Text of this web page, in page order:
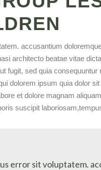
accusantium
architecto beatae vitae
fugit, sed quia
dolorem ipsum quia dolor
et dolore magnam
suscipit
error sit voluptatem.